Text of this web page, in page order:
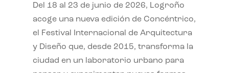
Del 18 al 23 de junio de 2026, Logroño
acoge una nueva edición de Concéntrico,
el Festival Internacional de Arquitectura
y Diseño que, desde 2015, transforma la
ciudad en un laboratorio urbano para